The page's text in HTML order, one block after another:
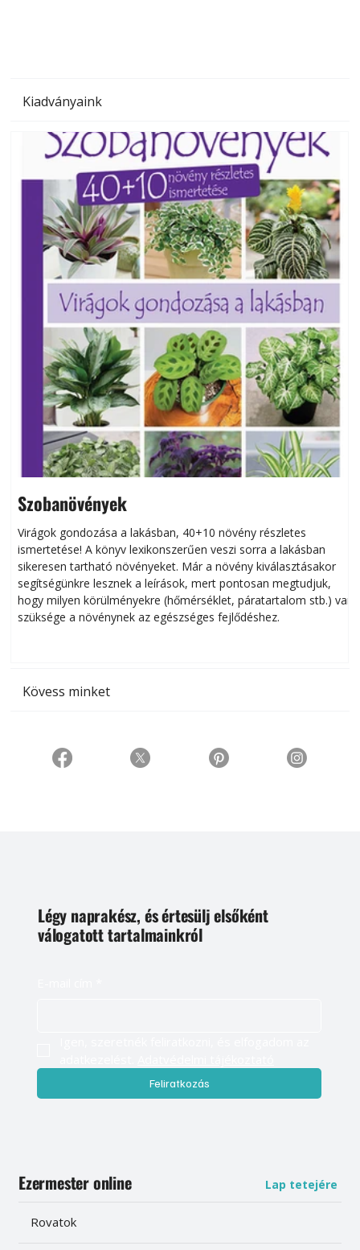
Kiadványaink
Szobanövények
Virágok gondozása a lakásban, 40+10 növény részletes
ismertetése! A könyv lexikonszerűen veszi sorra a lakásban
sikeresen tart­ha­tó növényeket. Már a növény kiválasztásakor
segítségünkre lesznek a leírások, mert pontosan megtudjuk,
hogy milyen körülményekre (hőmérséklet, páratartalom stb.) van
szüksége a növénynek az egészséges fejlődéshez.
Kövess minket
Légy naprakész, és értesülj elsőként
válogatott tartalmainkról
Feliratkozás
Ezermester online Lap tetejére
Rovatok